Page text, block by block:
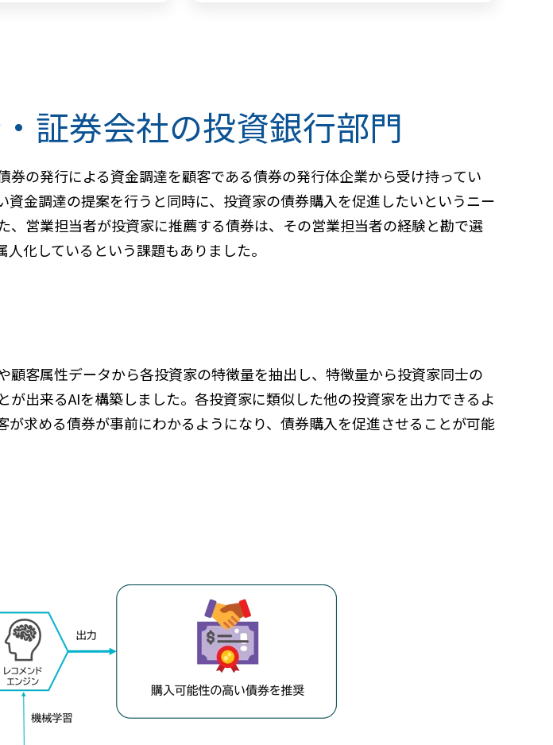
証券会社の投資銀行部門
券の発行による資金調達を顧客である債券の発行体企業から受け持ってい
資金調達の提案を行うと同時に、投資家の債券購入を促進したいというニー
、営業担当者が投資家に推薦する債券は、その営業担当者の経験と勘で選
人化しているという課題もありました。
顧客属性データから各投資家の特徴量を抽出し、特徴量から投資家同士の
が出来るAIを構築しました。各投資家に類似した他の投資家を出力できるよ
が求める債券が事前にわかるようになり、債券購入を促進させることが可能